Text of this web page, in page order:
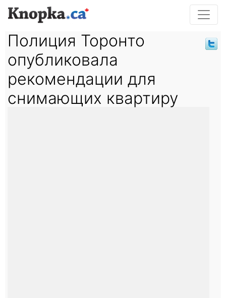
Полиция Торонто
опубликовала
рекомендации для
снимающих квартиру